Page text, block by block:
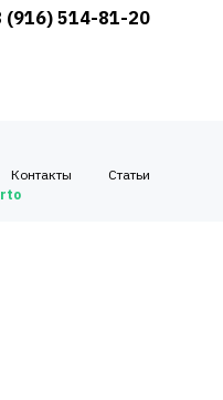
(916) 514-81-20
Контакты
Статьи